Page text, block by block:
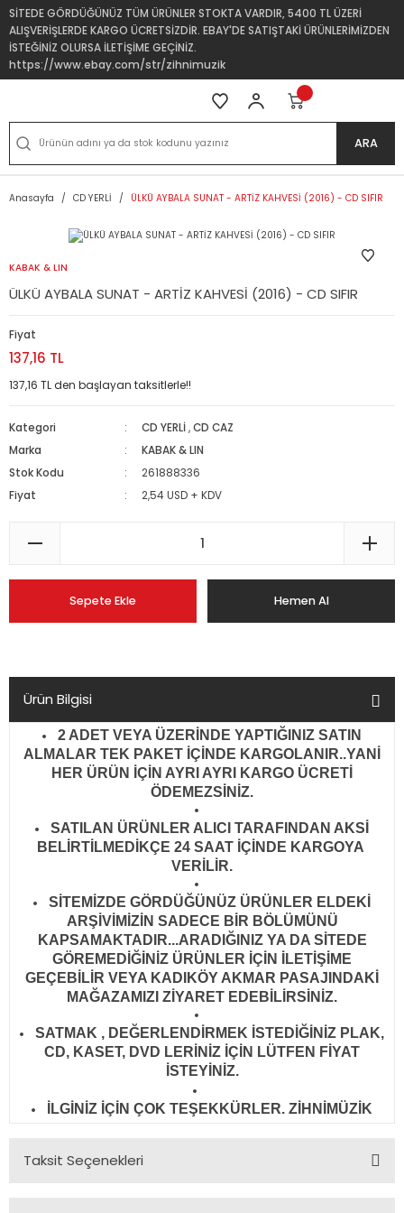
SİTEDE GÖRDÜĞÜNÜZ TÜM ÜRÜNLER STOKTA VARDIR, 5400 TL ÜZERİ
ALIŞVERİŞLERDE KARGO ÜCRETSİZDİR. EBAY'DE SATIŞTAKİ ÜRÜNLERİMİZDEN
İSTEĞİNİZ OLURSA İLETİŞİME GEÇİNİZ.
https://www.ebay.com/str/zihnimuzik
ARA
Anasayfa CD YERLİ ÜLKÜ AYBALA SUNAT - ARTİZ KAHVESİ (2016) - CD SIFIR
KABAK & LIN
ÜLKÜ AYBALA SUNAT - ARTİZ KAHVESİ (2016) - CD SIFIR
Fiyat
137,16 TL
137,16 TL den başlayan taksitlerle!!
Kategori CD YERLİ ,CD CAZ
Marka
KABAK & LIN
Stok Kodu
261888336
Fiyat
2,54 USD + KDV
Sepete Ekle Hemen Al
Ürün Bilgisi
2 ADET VEYA ÜZERİNDE YAPTIĞINIZ SATIN
ALMALAR TEK PAKET İÇİNDE KARGOLANIR..YANİ
HER ÜRÜN İÇİN AYRI AYRI KARGO ÜCRETİ
ÖDEMEZSİNİZ.
SATILAN ÜRÜNLER ALICI TARAFINDAN AKSİ
BELİRTİLMEDİKÇE 24 SAAT İÇİNDE KARGOYA
VERİLİR.
SİTEMİZDE GÖRDÜĞÜNÜZ ÜRÜNLER ELDEKİ
ARŞİVİMİZİN SADECE BİR BÖLÜMÜNÜ
KAPSAMAKTADIR...ARADIĞINIZ YA DA SİTEDE
GÖREMEDİĞİNİZ ÜRÜNLER İÇİN İLETİŞİME
GEÇEBİLİR VEYA KADIKÖY AKMAR PASAJINDAKİ
MAĞAZAMIZI ZİYARET EDEBİLİRSİNİZ.
SATMAK , DEĞERLENDİRMEK İSTEDİĞİNİZ PLAK,
CD, KASET, DVD LERİNİZ İÇİN LÜTFEN FİYAT
İSTEYİNİZ.
İLGİNİZ İÇİN ÇOK TEŞEKKÜRLER. ZİHNİMÜZİK
Taksit Seçenekleri